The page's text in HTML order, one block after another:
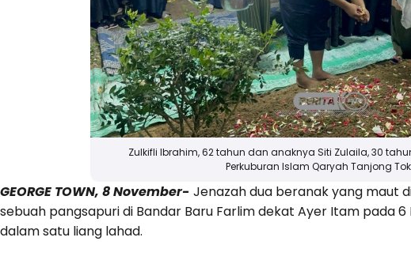
Zulkifli Ibrahim, 62 tahun dan anaknya Siti Zulaila, 30
Perkuburan Islam Qaryah Tanjong
GEORGE TOWN, 8 November- Jenazah dua beranak yang maut
sebuah pangsapuri di Bandar Baru Farlim dekat Ayer Itam pada
dalam satu liang lahad.